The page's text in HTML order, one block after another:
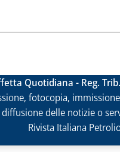
Quotidiana - Reg.
fotocopia,
delle notizie o
Rivista Italiana